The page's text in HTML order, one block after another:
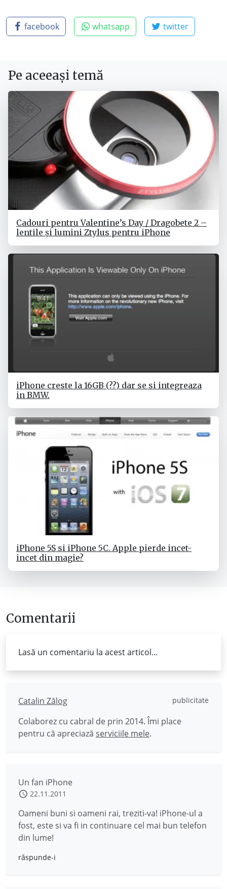
facebook whatsapp twitter
Pe aceeași temă
Cadouri pentru Valentine’s Day / Dragobete 2 –
lentile și lumini Ztylus pentru iPhone
iPhone creste la 16GB (??) dar se si integreaza
in BMW.
iPhone 5S si iPhone 5C. Apple pierde incet-
incet din magie?
Comentarii
Lasă un comentariu la acest articol...
Catalin Zălog publicitate
Colaborez cu cabral de prin 2014. Îmi place
pentru că apreciază serviciile mele.
Un fan iPhone
22.11.2011
Oameni buni si oameni rai, treziti-va! iPhone-ul a
fost, este si va fi in continuare cel mai bun telefon
din lume!
răspunde-i